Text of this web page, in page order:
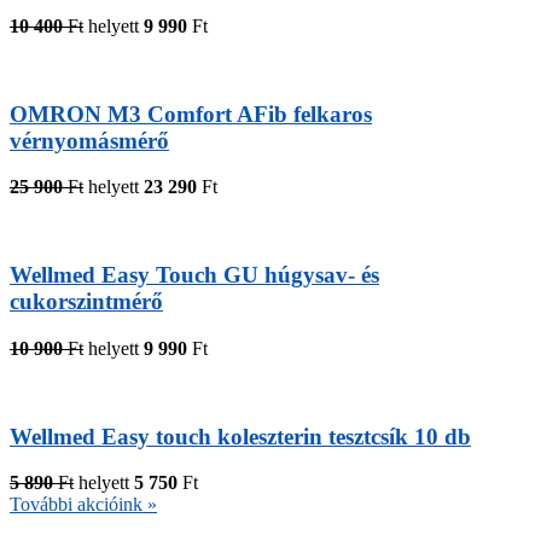
10 400 Ft helyett 9 990 Ft
OMRON M3 Comfort AFib felkaros
vérnyomásmérő
25 900 Fthelyett23 290 Ft
Wellmed Easy Touch GU húgysav- és
cukorszintmérő
10 900 Ft helyett 9 990 Ft
Wellmed Easy touch koleszterin tesztcsík 10 db
5 890 Ft helyett 5 750 Ft
További akcióink »